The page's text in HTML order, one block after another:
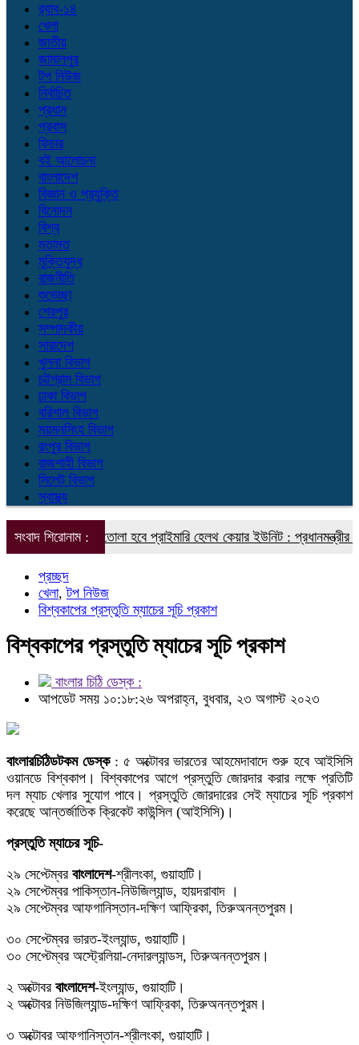
র‌্যাব-১৪
খেলা
জাতীয়
জামালপুর
টপ নিউজ
নির্বাচিত
প্রধান
প্রবাস
ফিচার
বই আলোচনা
বাংলাদেশ
বিজ্ঞান ও প্রযুক্তি
বিনোদন
বিশ্ব
মতামত
মুক্তিযুদ্ধ
রাজনীতি
শুভেচ্ছা
শেরপুর
সম্পাদকীয়
সারাদেশ
খুলনা বিভাগ
চট্টগ্রাম বিভাগ
ঢাকা বিভাগ
বরিশাল বিভাগ
ময়মনসিংহ বিভাগ
রংপুর বিভাগ
রাজশাহী বিভাগ
সিলেট বিভাগ
স্বাস্থ্য
সংবাদ শিরোনাম :
ইউনিয়নে গড়ে তোলা হবে প্রাইমারি হেলথ কেয়ার ইউনিট : প্রধানমন্ত্রীর
প্রচ্ছদ
খেলা,টপ নিউজ
বিশ্বকাপের প্রস্তুতি ম্যাচের সূচি প্রকাশ
বিশ্বকাপের প্রস্তুতি ম্যাচের সূচি প্রকাশ
বাংলার চিঠি ডেস্ক :
আপডেট সময় ১০:১৮:২৬ অপরাহ্ন, বুধবার, ২৩ অগাস্ট ২০২৩
বাংলারচিঠিডটকম ডেস্ক: ৫ অক্টোবর ভারতের আহমেদাবাদে শুরু হবে আইসিসি
ওয়ানডে বিশ্বকাপ। বিশ্বকাপের আগে প্রস্তুতি জোরদার করার লক্ষে প্রতিটি
দল ম্যাচ খেলার সুযোগ পাবে। প্রস্তুতি জোরদারের সেই ম্যাচের সূচি প্রকাশ
করেছে আন্তর্জাতিক ক্রিকেট কাউন্সিল (আইসিসি)।
প্রস্তুতি ম্যাচের সূচি-
২৯ সেপ্টেম্বর বাংলাদেশ-শ্রীলংকা, গুয়াহাটি।
২৯ সেপ্টেম্বর পাকিস্তান-নিউজিল্যান্ড, হায়দরাবাদ ।
২৯ সেপ্টেম্বর আফগানিস্তান-দক্ষিণ আফ্রিকা, তিরুঅনন্তপুরম।
৩০ সেপ্টেম্বর ভারত-ইংল্যান্ড, গুয়াহাটি।
৩০ সেপ্টেম্বর অস্ট্রেলিয়া-নেদারল্যান্ডস, তিরুঅনন্তপুরম।
২ অক্টোবর বাংলাদেশ-ইংল্যান্ড, গুয়াহাটি।
২ অক্টোবর নিউজিল্যান্ড-দক্ষিণ আফ্রিকা, তিরুঅনন্তপুরম।
৩ অক্টোবর আফগানিস্তান-শ্রীলংকা, গুয়াহাটি।